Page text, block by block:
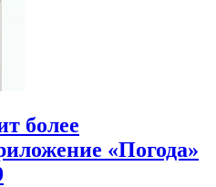
более
«Погода»